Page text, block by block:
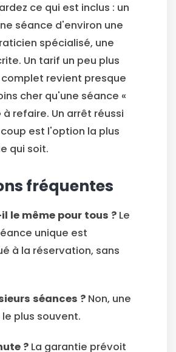
ce qui est inclus : un
séance d'environ une
spécialisé, une
Un tarif un peu plus
revient presque
cher qu'une séance «
à refaire. Un arrêt réussi
est l'option la plus
qui soit.
fréquentes
le même pour tous ? Le
unique est
à la réservation, sans
séances ? Non, une
plus souvent.
? La garantie prévoit